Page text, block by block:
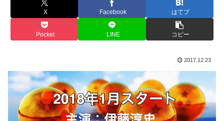
X Facebook はてブ
Pocket LINE コピー
2017.12.23